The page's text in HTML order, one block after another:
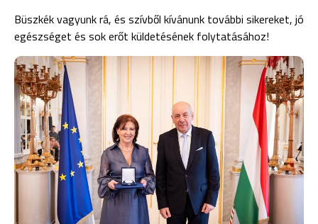
Büszkék vagyunk rá, és szívből kívánunk további sikereket, jó
egészséget és sok erőt küldetésének folytatásához!